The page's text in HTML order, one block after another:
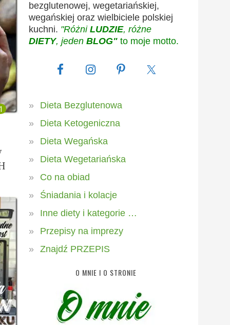
bezglutenowej, wegetariańskiej,
wegańskiej oraz wielbiciele polskiej
kuchni. "Różni LUDZIE, różne
DIETY, jeden BLOG" to moje motto.
Dieta Bezglutenowa
Dieta Ketogeniczna
Dieta Wegańska
Dieta Wegetariańska
Co na obiad
Śniadania i kolacje
Inne diety i kategorie …
Przepisy na imprezy
Znajdź PRZEPIS
O MNIE I O STRONIE